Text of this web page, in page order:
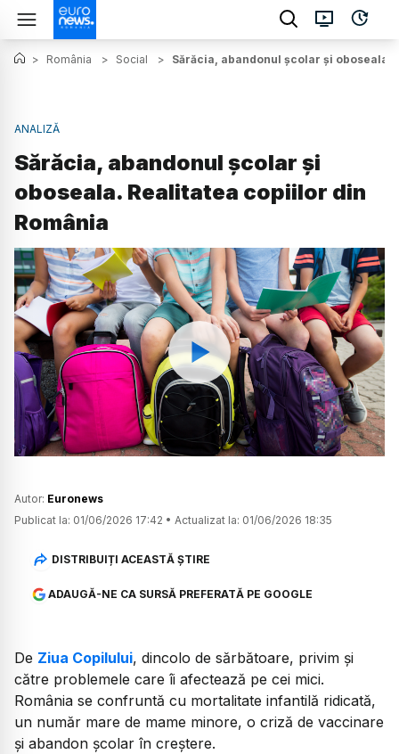
> România > Social > Sărăcia, abandonul școlar și oboseala.
ANALIZĂ
Sărăcia, abandonul școlar și
oboseala. Realitatea copiilor din
România
Watch
Autor: Euronews
Publicat la: 01/06/2026 17:42 • Actualizat la: 01/06/2026 18:35
DISTRIBUIȚI ACEASTĂ ȘTIRE
ADAUGĂ-NE CA SURSĂ PREFERATĂ PE GOOGLE
De Ziua Copilului, dincolo de sărbătoare, privim și
către problemele care îi afectează pe cei mici.
România se confruntă cu mortalitate infantilă ridicată,
un număr mare de mame minore, o criză de vaccinare
și abandon școlar în creștere.